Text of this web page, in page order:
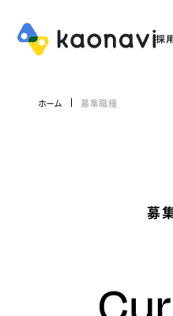
ホーム 募集職種
募